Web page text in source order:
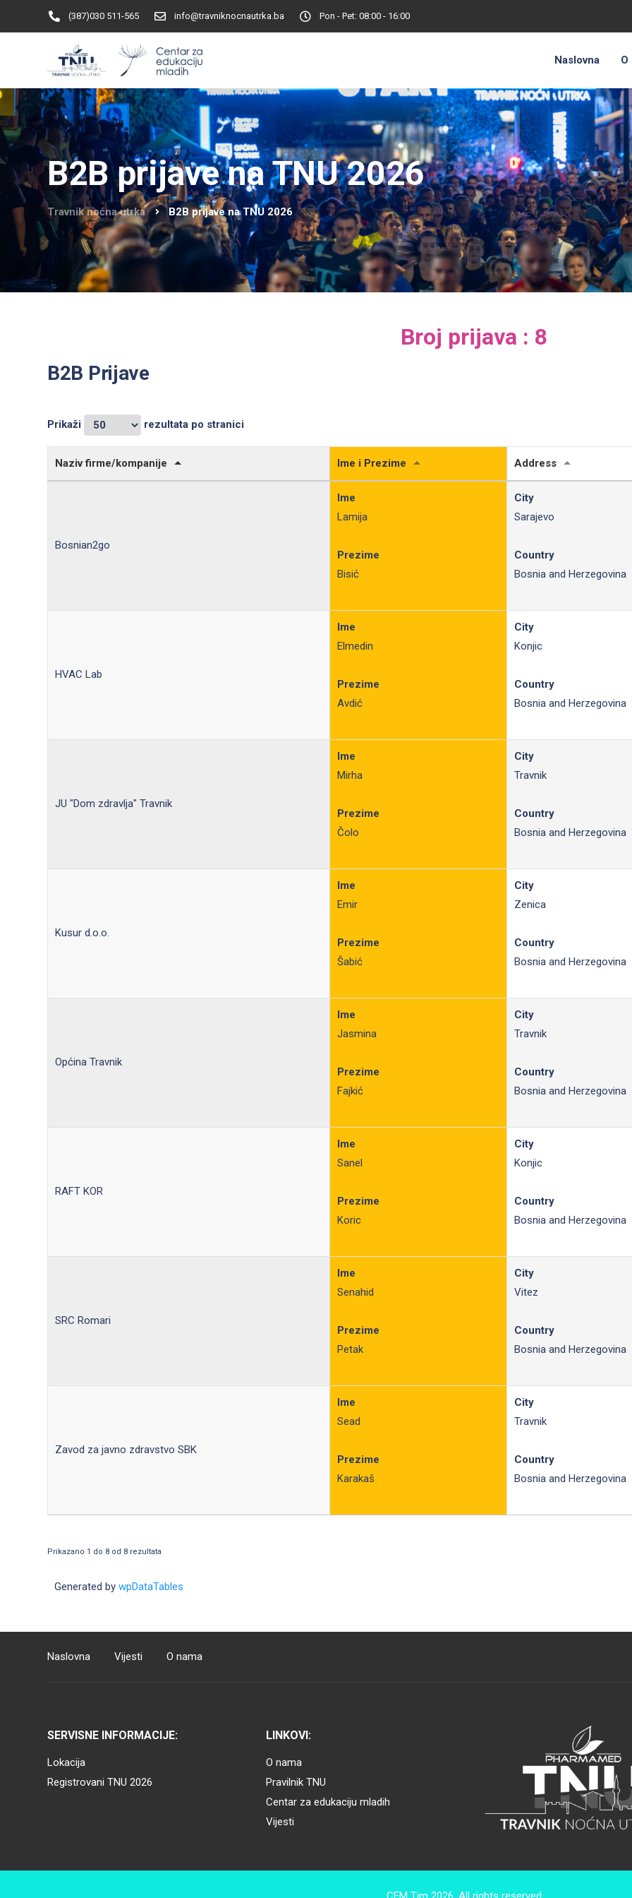
(387)030 511-565 info@travniknocnautrka.ba Pon - Pet: 08:00 - 16:00
Naslovna O
B2B prijave na TNU 2026
Travnik noćna utrka B2B prijave na TNU 2026
Broj prijava : 8
B2B Prijave
Prikaži rezultata po stranici
Naziv firme/kompanije Ime i Prezime Address
Bosnian2go
Ime
Lamija
Prezime
Bisić
City
Sarajevo
Country
Bosnia and Herzegovina
HVAC Lab
Ime
Elmedin
Prezime
Avdić
City
Konjic
Country
Bosnia and Herzegovina
JU "Dom zdravlja" Travnik
Ime
Mirha
Prezime
Čolo
City
Travnik
Country
Bosnia and Herzegovina
Kusur d.o.o.
Ime
Emir
Prezime
Šabić
City
Zenica
Country
Bosnia and Herzegovina
Općina Travnik
Ime
Jasmina
Prezime
Fajkić
City
Travnik
Country
Bosnia and Herzegovina
RAFT KOR
Ime
Sanel
Prezime
Koric
City
Konjic
Country
Bosnia and Herzegovina
SRC Romari
Ime
Senahid
Prezime
Petak
City
Vitez
Country
Bosnia and Herzegovina
Zavod za javno zdravstvo SBK
Ime
Sead
Prezime
Karakaš
City
Travnik
Country
Bosnia and Herzegovina
Prikazano 1 do 8 od 8 rezultata
Generated by wpDataTables
Naslovna Vijesti O nama
SERVISNE INFORMACIJE:
Lokacija
Registrovani TNU 2026
LINKOVI:
O nama
Pravilnik TNU
Centar za edukaciju mladih
Vijesti